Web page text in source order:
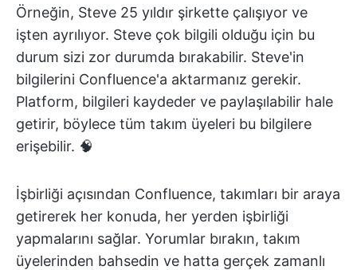
Örneğin, Steve 25 yıldır şirkette çalışıyor ve
işten ayrılıyor. Steve çok bilgili olduğu için bu
durum sizi zor durumda bırakabilir. Steve'in
bilgilerini Confluence'a aktarmanız gerekir.
Platform, bilgileri kaydeder ve paylaşılabilir hale
getirir, böylece tüm takım üyeleri bu bilgilere
erişebilir. 🧠
İşbirliği açısından Confluence, takımları bir araya
getirerek her konuda, her yerden işbirliği
yapmalarını sağlar. Yorumlar bırakın, takım
üyelerinden bahsedin ve hatta gerçek zamanlı